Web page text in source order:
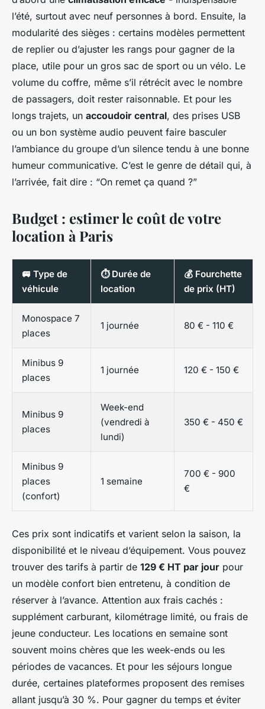
l’été, surtout avec neuf personnes à bord. Ensuite, la
modularité des sièges : certains modèles permettent
de replier ou d’ajuster les rangs pour gagner de la
place, utile pour un gros sac de sport ou un vélo. Le
volume du coffre, même s’il rétrécit avec le nombre
de passagers, doit rester raisonnable. Et pour les
longs trajets, un accoudoir central, des prises USB
ou un bon système audio peuvent faire basculer
l’ambiance du groupe d’un silence tendu à une bonne
humeur communicative. C’est le genre de détail qui, à
l’arrivée, fait dire : “On remet ça quand ?”
Budget : estimer le coût de votre
location à Paris
🚐 Type de
véhicule
⏱️ Durée de
location
💰 Fourchette
de prix (HT)
Monospace 7
places
1 journée 80 € - 110 €
Minibus 9
places
1 journée 120 € - 150 €
Minibus 9
places
Week-end
(vendredi à
lundi)
350 € - 450 €
Minibus 9
places
(confort)
1 semaine
700 € - 900
€
Ces prix sont indicatifs et varient selon la saison, la
disponibilité et le niveau d’équipement. Vous pouvez
trouver des tarifs à partir de 129 € HT par jour pour
un modèle confort bien entretenu, à condition de
réserver à l’avance. Attention aux frais cachés :
supplément carburant, kilométrage limité, ou frais de
jeune conducteur. Les locations en semaine sont
souvent moins chères que les week-ends ou les
périodes de vacances. Et pour les séjours longue
durée, certaines plateformes proposent des remises
allant jusqu’à 30 %. Pour gagner du temps et éviter